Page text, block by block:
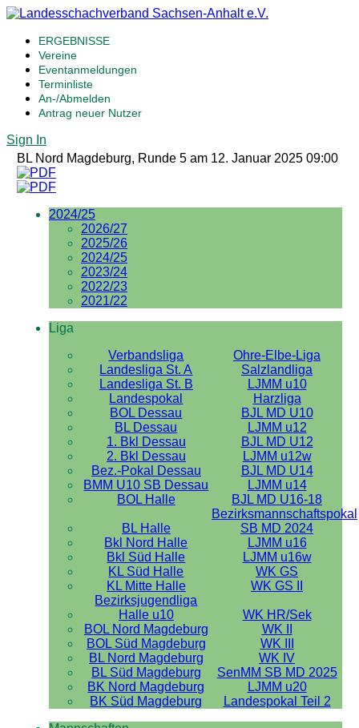
ERGEBNISSE
Vereine
Eventanmeldungen
Terminliste
An-/Abmelden
Antrag neuer Nutzer
Sign In
BL Nord Magdeburg, Runde 5 am 12. Januar 2025 09:00
2024/25
2026/27
2025/26
2024/25
2023/24
2022/23
2021/22
Liga
Verbandsliga
Ohre-Elbe-Liga
Landesliga St. A
Salzlandliga
Landesliga St. B
LJMM u10
Landespokal
Harzliga
BOL Dessau
BJL MD U10
BL Dessau
LJMM u12
1. Bkl Dessau
BJL MD U12
2. Bkl Dessau
LJMM u12w
Bez.-Pokal Dessau
BJL MD U14
BMM U10 SB Dessau
LJMM u14
BOL Halle
BJL MD U16-18
BL Halle
Bezirksmannschaftspokal
SB MD 2024
Bkl Nord Halle
LJMM u16
Bkl Süd Halle
LJMM u16w
KL Süd Halle
WK GS
KL Mitte Halle
WK GS II
Bezirksjugendliga
Halle u10
WK HR/Sek
BOL Nord Magdeburg
WK II
BOL Süd Magdeburg
WK III
BL Nord Magdeburg
WK IV
BL Süd Magdeburg
SenMM SB MD 2025
BK Nord Magdeburg
LJMM u20
BK Süd Magdeburg
Landespokal Teil 2